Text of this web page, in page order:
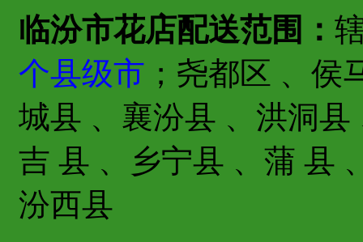
临汾市花店配送范围：
个县级市 ；尧都区 、侯
城县 、襄汾县 、洪洞
吉 县 、乡宁县 、蒲 县
汾西县